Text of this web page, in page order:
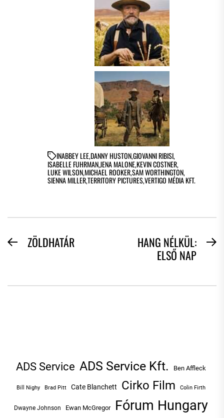
INABBEY LEE,DANNY HUSTON,GIOVANNI RIBISI,
ISABELLE FUHRMAN,JENA MALONE,KEVIN COSTNER,
LUKE WILSON,MICHAEL ROOKER,SAM WORTHINGTON,
SIENNA MILLER,TERRITORY PICTURES,VERTIGO MÉDIA KFT.
BEJEGYZÉS
PreviousZÖLDHATÁR
HANG NÉLKÜL:
ELSŐ NAP
ADS Service ADS Service Kft. Ben Affleck
Bill Nighy Brad Pitt Cate Blanchett Cirko Film Colin Firth
Dwayne Johnson Ewan McGregor Fórum Hungary